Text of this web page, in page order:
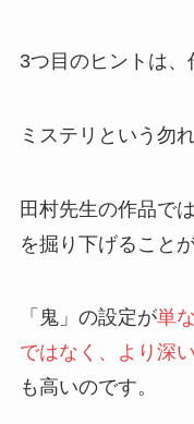
3つ目のヒントは、
ミステリという勿
田村先生の作品で
を掘り下げること
「鬼」の設定が単
ではなく、より深
も高いのです。